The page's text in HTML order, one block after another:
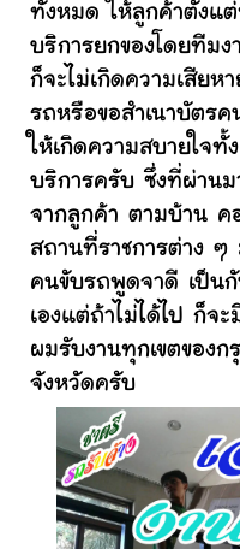
ทั้งหมด ให้ลูกค้าตั้งแต่
บริการยกของโดยทีม
ก็จะไม่เกิดความเสียห
รถหรือขอสำเนาบัตร
ให้เกิดความสบายใจ
บริการครับ ซึ่งที่ผ่านม
จากลูกค้า ตามบ้าน ค
สถานที่ราชการต่าง
คนขับรถพูดจาดี เป็น
เองแต่ถ้าไม่ได้ไป ก็จ
ผมรับงานทุกเขตของ
จังหวัดครับ